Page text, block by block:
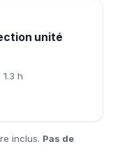
unité
1.3 h
inclus. Pas de